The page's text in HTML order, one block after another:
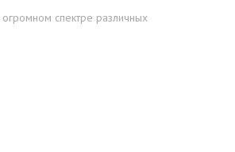
спектре различных